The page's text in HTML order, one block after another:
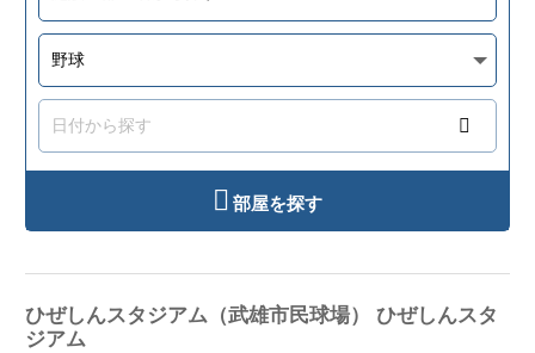
部屋を探す
ひぜしんスタジアム（武雄市民球場） ひぜしんスタ
ジアム